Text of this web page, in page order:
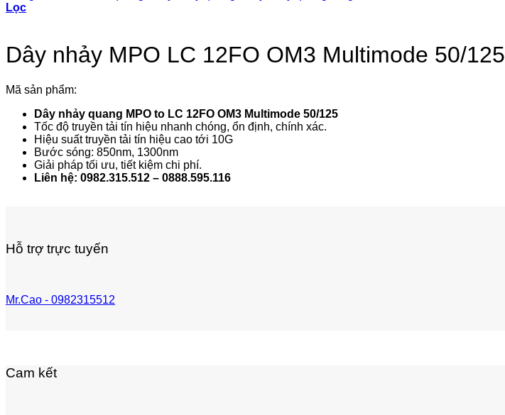
Lọc
Dây nhảy MPO LC 12FO OM3 Multimode 50/125
Mã sản phẩm:
Dây nhảy quang MPO to LC 12FO OM3 Multimode 50/125
Tốc độ truyền tải tín hiệu nhanh chóng, ổn định, chính xác.
Hiệu suất truyền tải tín hiệu cao tới 10G
Bước sóng: 850nm, 1300nm
Giải pháp tối ưu, tiết kiệm chi phí.
Liên hệ: 0982.315.512 – 0888.595.116
Hỗ trợ trực tuyến
Mr.Cao - 0982315512
Cam kết